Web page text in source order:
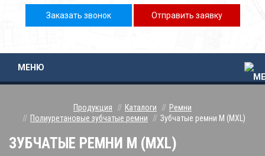
Заказать звонок Отправить заявку
МЕНЮ
Продукция Каталоги
Ремни
Полиуретановые зубчатые ремни
Зубчатые ремни M (MXL)
ЗУБЧАТЫЕ РЕМНИ M (MXL)